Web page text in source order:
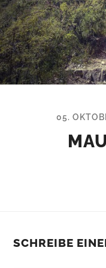
05.
SCHREIBE